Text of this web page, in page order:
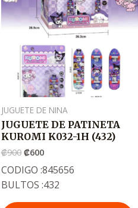
JUGUETE DE NINA
JUGUETE DE PATINETA
KUROMI K032-1H (432)
₡900
₡900
₡600
.
₡600
CODIGO :845656
BULTOS :432